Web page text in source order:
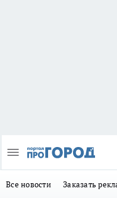
Все новости Заказать